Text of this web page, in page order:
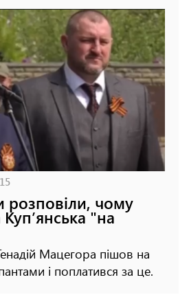
розповіли, чому
"на
Мацегора пішов на
і поплатився за це.